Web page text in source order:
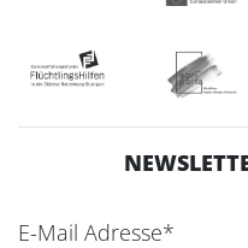
E-Mail Adresse*